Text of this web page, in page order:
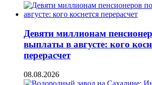
Девяти миллионам
выплаты в августе: кого
перерасчет
08.08.2026